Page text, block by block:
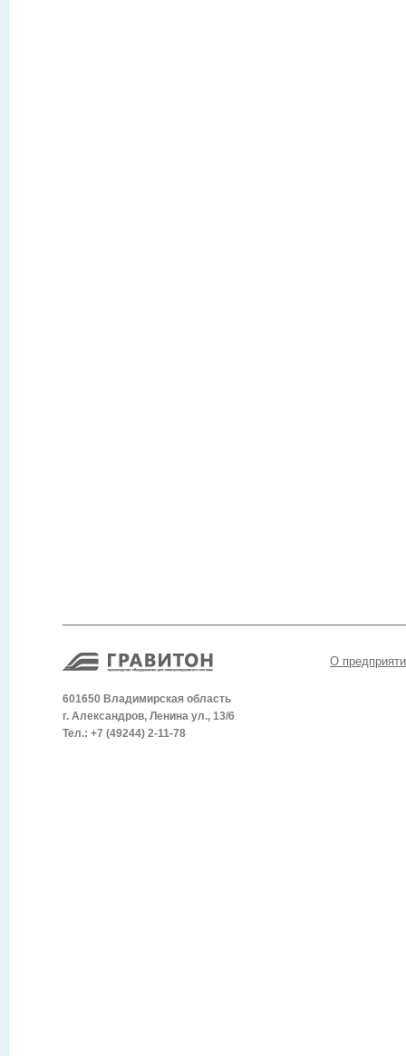
601650 Владимирская область
г. Александров, Ленина ул., 13/6
Тел.: +7 (49244) 2-11-78
О